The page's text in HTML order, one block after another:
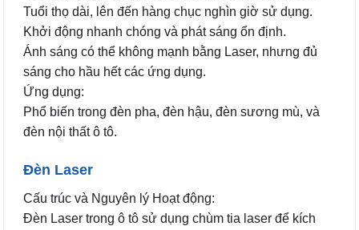
Tuổi thọ dài, lên đến hàng chục nghìn giờ sử dụng.
Khởi động nhanh chóng và phát sáng ổn định.
Ánh sáng có thể không mạnh bằng Laser, nhưng đủ
sáng cho hầu hết các ứng dụng.
Ứng dụng:
Phổ biến trong đèn pha, đèn hậu, đèn sương mù, và
đèn nội thất ô tô.
Đèn Laser
Cấu trúc và Nguyên lý Hoạt động:
Đèn Laser trong ô tô sử dụng chùm tia laser để kích